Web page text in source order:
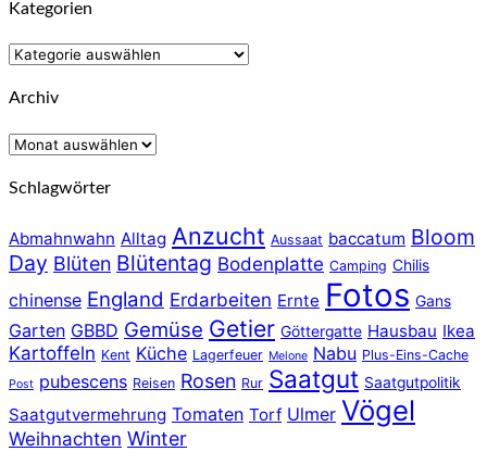
Kategorien
Kategorien
Archiv
Archiv
Schlagwörter
Abmahnwahn Alltag Anzucht Aussaat baccatum Bloom
Day Blüten Blütentag Bodenplatte Camping Chilis
chinense England Erdarbeiten Ernte Fotos Gans
Garten GBBD Gemüse Getier Göttergatte Hausbau Ikea
Kartoffeln Kent Küche Lagerfeuer Melone Nabu Plus-Eins-Cache
Post pubescens Reisen Rosen Rur Saatgut Saatgutpolitik
Saatgutvermehrung Tomaten Torf Ulmer Vögel
Weihnachten Winter